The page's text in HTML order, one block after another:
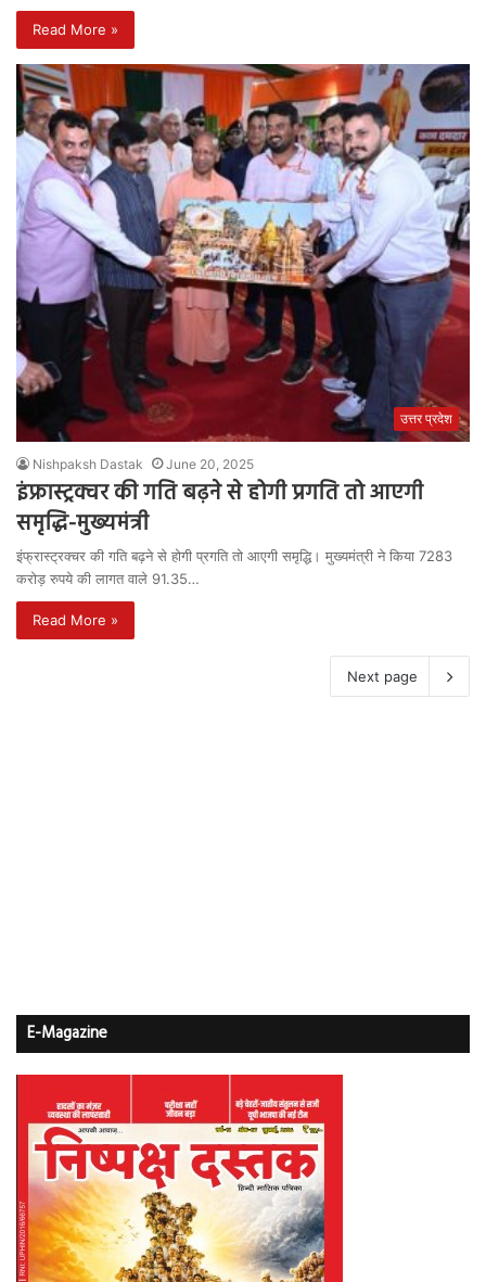
Read More »
उत्तर प्रदेश
Nishpaksh Dastak June 20, 2025
इंफ्रास्ट्रक्चर की गति बढ़ने से होगी प्रगति तो आएगी
समृद्धि-मुख्यमंत्री
इंफ्रास्ट्रक्चर की गति बढ़ने से होगी प्रगति तो आएगी समृद्धि। मुख्यमंत्री ने किया 7283
करोड़ रुपये की लागत वाले 91.35…
Read More »
Next page
E-Magazine